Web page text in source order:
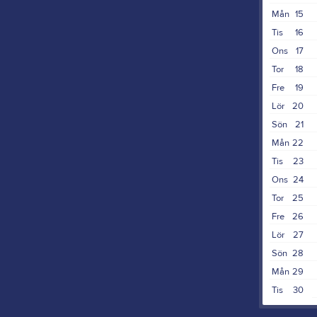
15
Mån
16
Tis
17
Ons
18
Tor
19
Fre
20
Lör
21
Sön
22
Mån
23
Tis
24
Ons
25
Tor
26
Fre
27
Lör
28
Sön
29
Mån
30
Tis